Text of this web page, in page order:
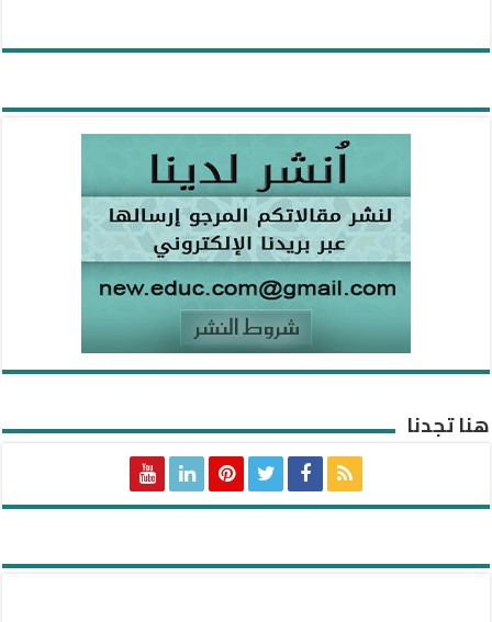
هنا تجدنا